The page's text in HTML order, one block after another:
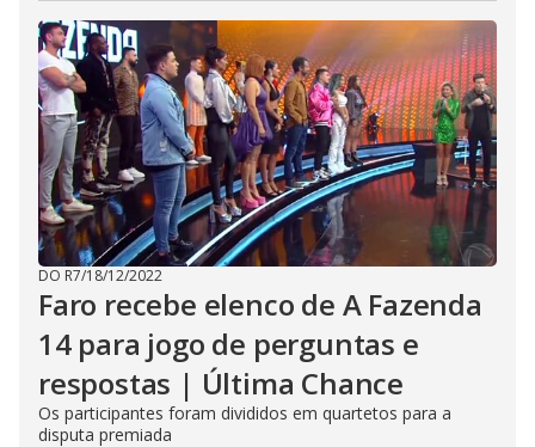
DO R7/18/12/2022
Faro recebe elenco de A Fazenda
14 para jogo de perguntas e
respostas | Última Chance
Os participantes foram divididos em quartetos para a
disputa premiada